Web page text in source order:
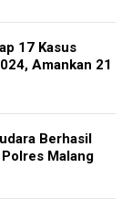
17 Kasus
Amankan 21
Berhasil
Malang